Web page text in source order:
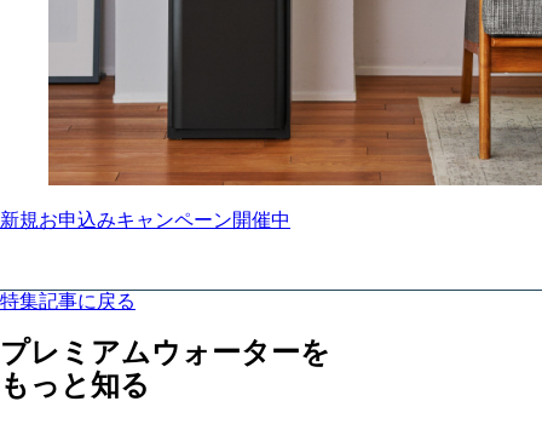
新規お申込みキャンペーン開催中
特集記事に戻る
プレミアムウォーターを
もっと知る